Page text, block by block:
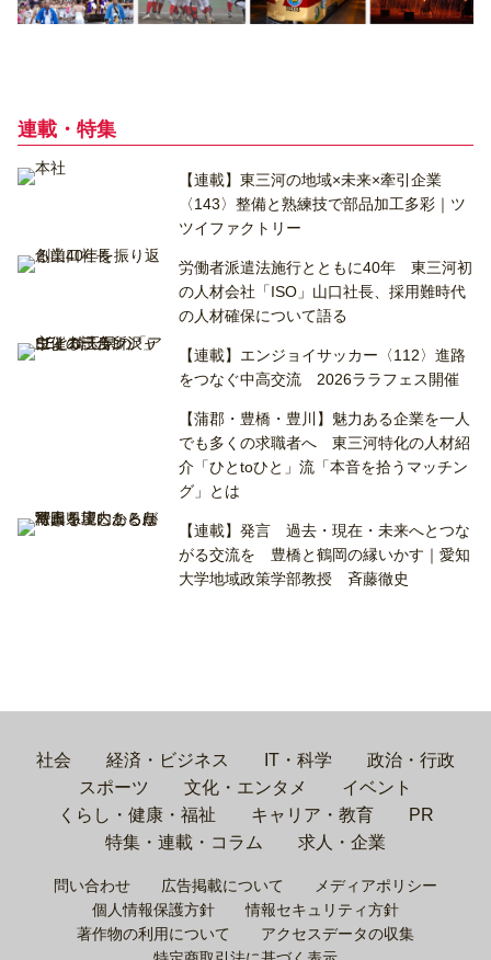
連載・特集
【連載】東三河の地域×未来×牽引企業
〈143〉整備と熟練技で部品加工多彩｜ツ
ツイファクトリー
労働者派遣法施行とともに40年 東三河初
の人材会社「ISO」山口社長、採用難時代
の人材確保について語る
【連載】エンジョイサッカー〈112〉進路
をつなぐ中高交流 2026ララフェス開催
【蒲郡・豊橋・豊川】魅力ある企業を一人
でも多くの求職者へ 東三河特化の人材紹
介「ひとtoひと」流「本音を拾うマッチン
グ」とは
【連載】発言 過去・現在・未来へとつな
がる交流を 豊橋と鶴岡の縁いかす｜愛知
大学地域政策学部教授 斉藤徹史
社会 経済・ビジネス IT・科学
政治・行政
スポーツ
文化・エンタメ
イベント
くらし・健康・福祉
キャリア・教育
PR
特集・連載・コラム
求人・企業
問い合わせ 広告掲載について
メディアポリシー
個人情報保護方針
情報セキュリティ方針
著作物の利用について
アクセスデータの収集